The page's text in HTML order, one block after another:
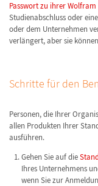
Passwort zu ihrer
Studienabschluss oder
oder dem Unternehmen
verlängert, aber sie
Schritte für den
Personen, die Ihrer
allen Produkten Ihrer
ausführen.
Gehen Sie auf die
Ihres Unternehmens
wenn Sie zur